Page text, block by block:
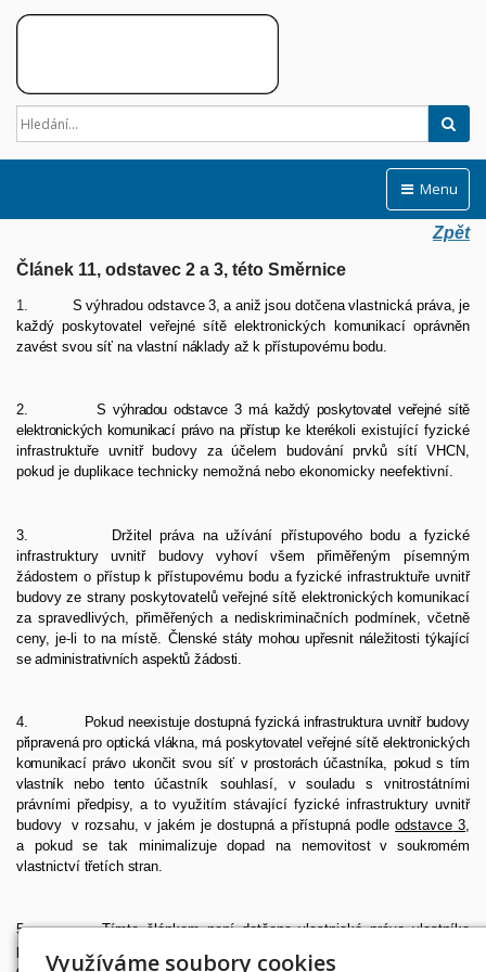
Menu
Zpět
Článek 11, odstavec 2 a 3, této Směrnice
1. S výhradou odstavce 3, a aniž jsou dotčena vlastnická práva, je
každý poskytovatel veřejné sítě elektronických komunikací oprávněn
zavést svou síť na vlastní náklady až k přístupovému bodu.
2. S výhradou odstavce 3 má každý poskytovatel veřejné sítě
elektronických komunikací právo na přístup ke kterékoli existující fyzické
infrastruktuře uvnitř budovy za účelem budování prvků sítí VHCN,
pokud je duplikace technicky nemožná nebo ekonomicky neefektivní.
3. Držitel práva na užívání přístupového bodu a fyzické
infrastruktury
uvnitř budovy vyhoví všem přiměřenýmpísemným
žádostem o přístup k přístupovému bodu a fyzické infrastruktuře uvnitř
budovy ze strany poskytovatelů veřejné sítě elektronických komunikací
za spravedlivých, přiměřených a nediskriminačních podmínek, včetně
ceny, je-li to na místě. Členské státy mohou upřesnit náležitosti týkající
se administrativních aspektů žádosti.
4.
Pokud neexistuje dostupná fyzická infrastruktura uvnitř budovy
připravená pro optická vlákna, má poskytovatel veřejné sítě elektronických
komunikací právo ukončit svou síť v prostorách účastníka, pokud s tím
vlastník nebo tento
účastník souhlasí, v souladu s
vnitrostátními
právními předpisy, a to využitím stávající fyzické infrastruktury uvnitř
budovy
v rozsahu, v jakém je dostupná a přístupná podle odstavce 3,
a
pokud se tak minimalizuje dopad na nemovitostv
soukromém
vlastnictví třetích stran.
5.
Tímto článkem není dotčeno vlastnické právo vlastníka
přístupového bodu nebo fyzické infrastruktury uvnitř budovy,
Využíváme soubory cookies